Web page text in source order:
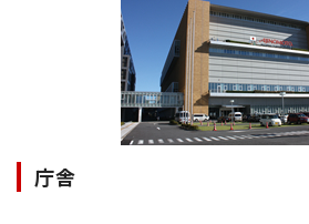
庁舎